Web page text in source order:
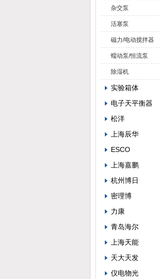
杂交泵
活塞泵
磁力/电动搅拌器
蠕动泵/恒流泵
除湿机
实验箱体
电子天平衡器
松洋
上海辰华
ESCO
上海嘉鹏
杭州博日
密理博
力康
青岛海尔
上海天能
天大天发
仪电物光